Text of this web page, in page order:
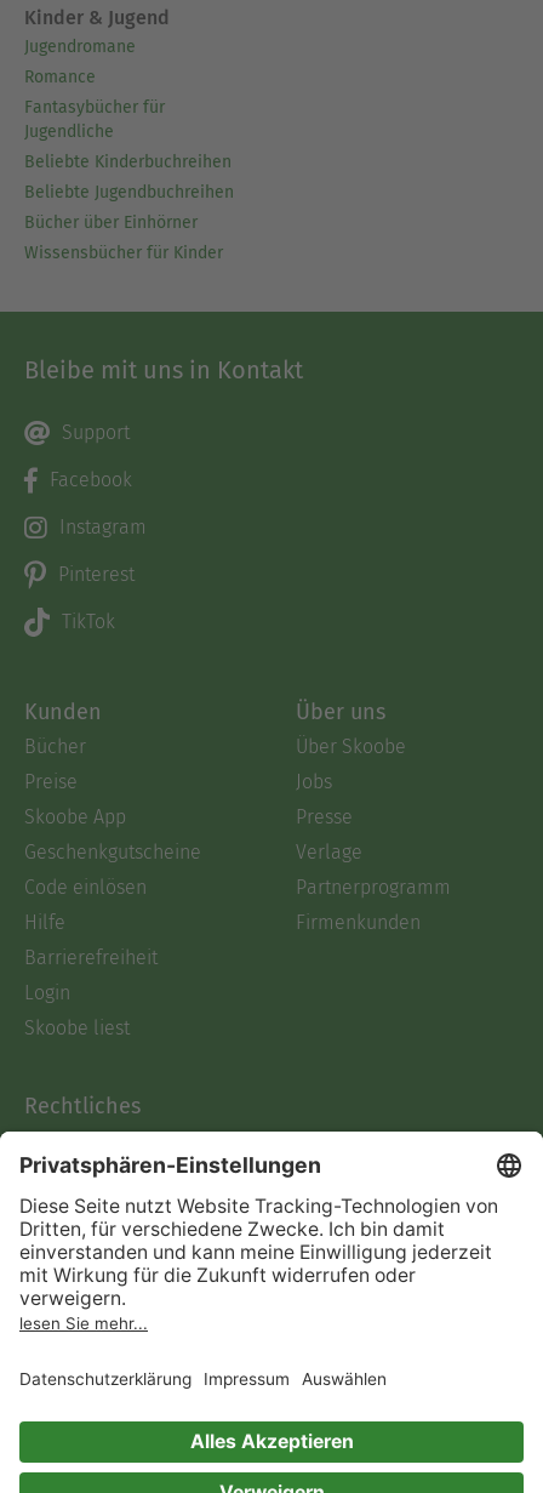
Kinder & Jugend
Jugendromane
Romance
Fantasybücher für
Jugendliche
Beliebte Kinderbuchreihen
Beliebte Jugendbuchreihen
Bücher über Einhörner
Wissensbücher für Kinder
Bleibe mit uns in Kontakt
Support
Facebook
Instagram
Pinterest
TikTok
Kunden
Bücher
Preise
Skoobe App
Geschenkgutscheine
Code einlösen
Hilfe
Barrierefreiheit
Login
Skoobe liest
Über uns
Über Skoobe
Jobs
Presse
Verlage
Partnerprogramm
Firmenkunden
Rechtliches
AGB
Informationen nach Data
Act
Verträge hier kündigen
Impressum
Immer ein gutes Buch